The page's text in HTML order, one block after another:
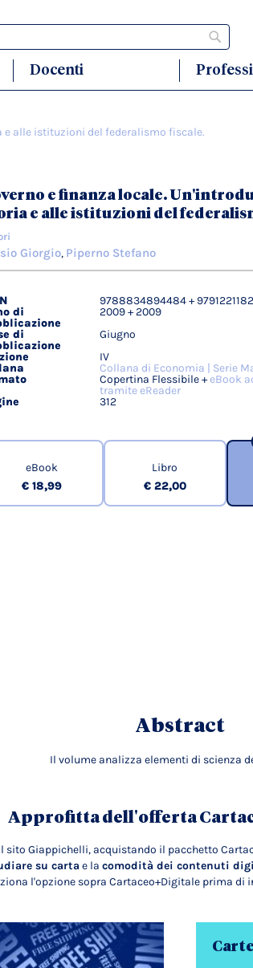
Docenti
e alle istituzioni del federalismo fiscale.
e finanza locale.
e alle istituzioni del
Giorgio, Piperno Stefano
9788834894484 +
di
2009 + 2009
di
Giugno
IV
Collana di Economia | Serie
Copertina Flessibile +eBook
tramite eReader
312
eBook
€ 18,99
Libro
€ 22,00
Abstract
Il volume analizza elementi di scienza
Approfitta dell'offerta
sito Giappichelli, acquistando il pacchetto
su carta e la comodità dei contenuti
l'opzione sopra Cartaceo+Digitale prima di